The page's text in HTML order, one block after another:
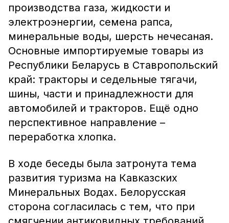
производства газа, жидкости и
электроэнергии, семена рапса,
минеральные воды, шерсть нечесаная.
Основные импортируемые товары из
Республики Беларусь в Ставропольский
край: тракторы и седельные тягачи,
шины, части и принадлежности для
автомобилей и тракторов. Ещё одно
перспективное направление –
переработка хлопка.
В ходе беседы была затронута тема
развития туризма на Кавказских
Минеральных Водах. Белорусская
сторона согласилась с тем, что при